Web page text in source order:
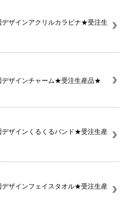
デザインアクリルカラビナ★受注生
デザインチャーム★受注生産品★
デザインくるくるバンド★受注生産
デザインフェイスタオル★受注生産